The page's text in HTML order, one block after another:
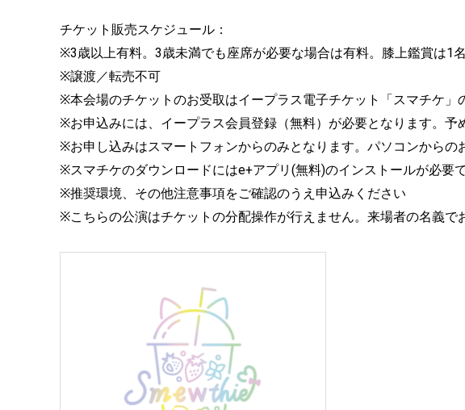
チケット販売スケジュール：
※3歳以上有料。3歳未満でも座席が必要な場合は有料。膝上鑑賞は1名
※譲渡／転売不可
※本会場のチケットのお受取はイープラス電子チケット「スマチケ」
※お申込みには、イープラス会員登録（無料）が必要となります。予
※お申し込みはスマートフォンからのみとなります。パソコンからの
※スマチケのダウンロードにはe+アプリ(無料)のインストールが必要で
※推奨環境、その他注意事項をご確認のうえ申込みください
※こちらの公演はチケットの分配操作が行えません。来場者の名義で